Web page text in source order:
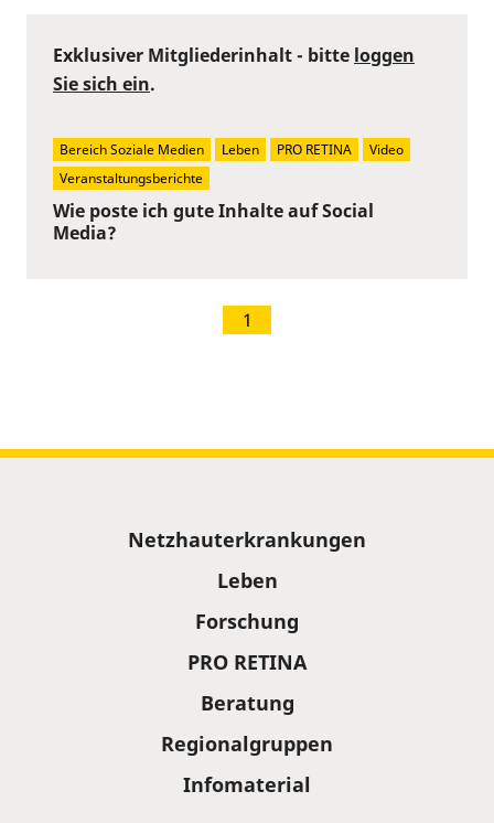
Wie poste ich gute Inhalte auf Social
Media?
Exklusiver Mitgliederinhalt - bitte loggen
Sie sich ein.
Bereich Soziale Medien Leben PRO RETINA
Video
Veranstaltungsberichte
1
Netzhauterkrankungen
Leben
Forschung
PRO RETINA
Beratung
Regionalgruppen
Infomaterial